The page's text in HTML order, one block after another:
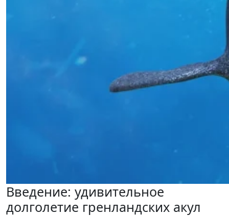
Введение: удивительное
долголетие гренландских акул